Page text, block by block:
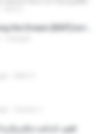
เลี้ยงพี่ชายทั้งห้า.pdf